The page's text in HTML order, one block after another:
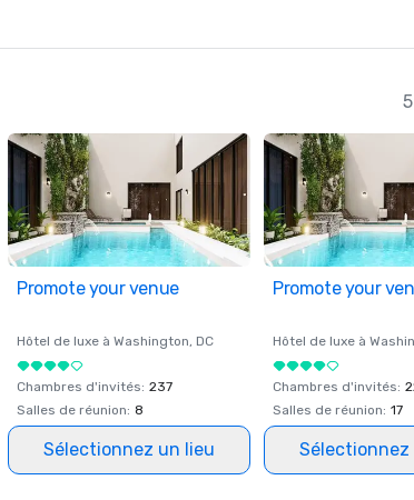
Promote your venue
Hôtel de luxe à Washington, DC
Chambres d'invités: 237
Salles de réunion: 8
Sélectionnez un lieu
Promote your
Hôtel de luxe à
Chambres d'invités:
Salles de réunion: 17
Sélectionnez